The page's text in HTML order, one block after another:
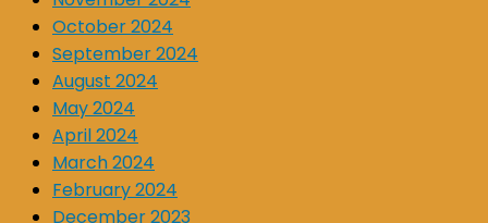
October 2024
September 2024
August 2024
May 2024
April 2024
March 2024
February 2024
December 2023